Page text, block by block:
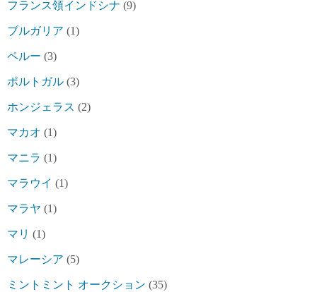
フランス領インドシナ (9)
ブルガリア (1)
ペルー (3)
ポルトガル (3)
ホンジェラス (2)
マカオ (1)
マニラ (1)
マラウイ (1)
マラヤ (1)
マリ (1)
マレーシア (5)
ミントミント オークション (35)